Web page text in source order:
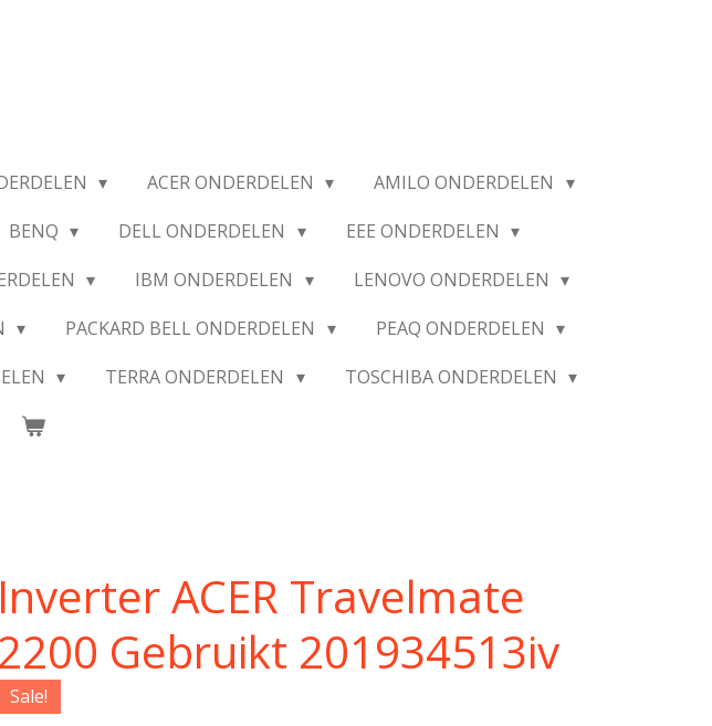
ACER ONDERDELEN
AMILO ONDERDELEN
BENQ DELL ONDERDELEN
EEE ONDERDELEN
IBM ONDERDELEN
LENOVO ONDERDELEN
PACKARD BELL ONDERDELEN
PEAQ ONDERDELEN
TERRA ONDERDELEN TOSCHIBA ONDERDELEN
Inverter ACER Travelmate
2200 Gebruikt 201934513iv
Sale!